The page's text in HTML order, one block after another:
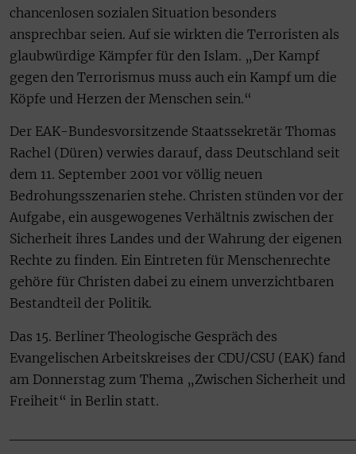
chancenlosen sozialen Situation besonders
ansprechbar seien. Auf sie wirkten die Terroristen als
glaubwürdige Kämpfer für den Islam. „Der Kampf
gegen den Terrorismus muss auch ein Kampf um die
Köpfe und Herzen der Menschen sein.“
Der EAK-Bundesvorsitzende Staatssekretär Thomas
Rachel (Düren) verwies darauf, dass Deutschland seit
dem 11. September 2001 vor völlig neuen
Bedrohungsszenarien stehe. Christen stünden vor der
Aufgabe, ein ausgewogenes Verhältnis zwischen der
Sicherheit ihres Landes und der Wahrung der eigenen
Rechte zu finden. Ein Eintreten für Menschenrechte
gehöre für Christen dabei zu einem unverzichtbaren
Bestandteil der Politik.
Das 15. Berliner Theologische Gespräch des
Evangelischen Arbeitskreises der CDU/CSU (EAK) fand
am Donnerstag zum Thema „Zwischen Sicherheit und
Freiheit“ in Berlin statt.